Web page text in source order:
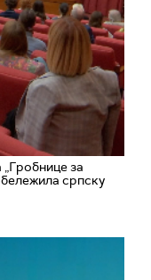
за
српску